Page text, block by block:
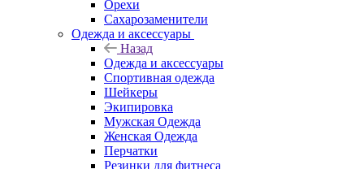
Орехи
Сахарозаменители
Одежда и аксессуары
Назад
Одежда и аксессуары
Спортивная одежда
Шейкеры
Экипировка
Мужская Одежда
Женская Одежда
Перчатки
Резинки для фитнеса